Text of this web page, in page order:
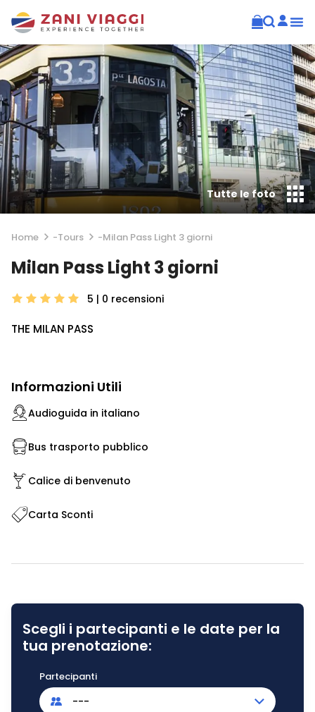
Home -Tours -Milan Pass Light 3 giorni
Milan Pass Light 3 giorni
5 | 0 recensioni
THE MILAN PASS
Tutte le foto
Informazioni Utili
Audioguida in italiano
Bus trasporto pubblico
Calice di benvenuto
Carta Sconti
Scegli i partecipanti e le date per la
tua prenotazione:
Partecipanti
---